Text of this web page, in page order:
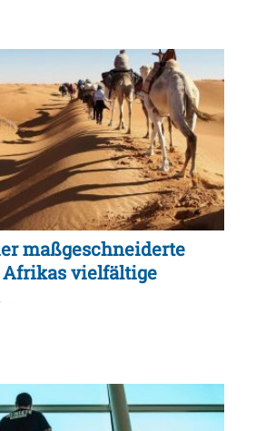
maßgeschneiderte
vielfältige